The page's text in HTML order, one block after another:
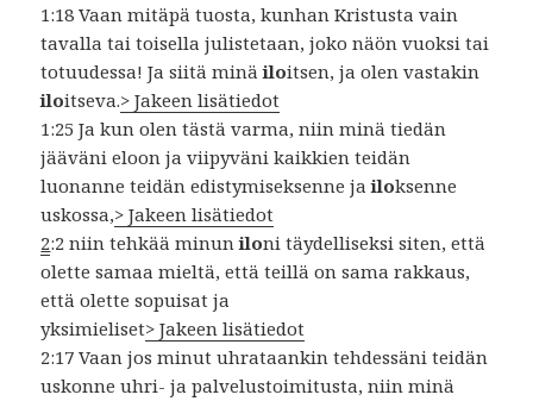
1:18 Vaan mitäpä tuosta, kunhan Kristusta vain
tavalla tai toisella julistetaan, joko näön vuoksi tai
totuudessa! Ja siitä minäiloitsen, ja olen vastakin
iloitseva.> Jakeen lisätiedot
1:25 Ja kun olen tästä varma, niin minä tiedän
jääväni eloon ja viipyväni kaikkien teidän
luonanne teidän edistymiseksenne jailoksenne
uskossa,> Jakeen lisätiedot
2:2 niin tehkää minuniloni täydelliseksi siten, että
olette samaa mieltä, että teillä on sama rakkaus,
että olette sopuisat ja
yksimieliset> Jakeen lisätiedot
2:17 Vaan jos minut uhrataankin tehdessäni teidän
uskonne uhri- ja palvelustoimitusta, niin minä